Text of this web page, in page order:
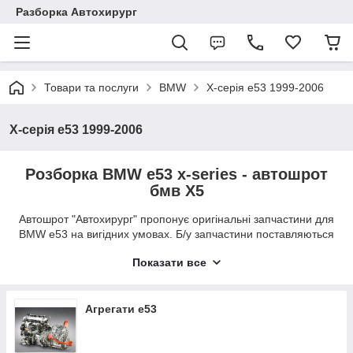
Разборка Автохирург
Товари та послуги BMW X-серія e53 1999-2006
X-серія e53 1999-2006
Розборка BMW e53 x-series - автошрот
бмв X5
Автошрот "Автохирург" пропонує оригінальні запчастини для
BMW e53 на вигідних умовах. Б/у запчастини поставляються
висока гарантія якості кожної деталі. Компанія займається
проходить попередню перевірку - кваліфіковані фахівці
проводять діагностику та додатково здійснюють візуальний
Показати все
Агрегати e53